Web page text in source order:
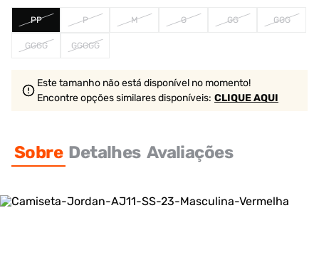
PP P M G GG GGG
GGGG GGGGG
Este tamanho não está disponível no momento!
Encontre opções similaresdisponíveis: CLIQUE AQUI
Sobre Detalhes Avaliações